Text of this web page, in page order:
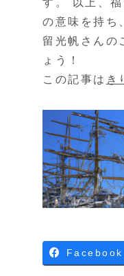
の意味を持ち
留光帆さんの
ょう！
この記事は き
Facebook